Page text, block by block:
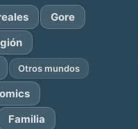
Gore
Otros mundos
Familia